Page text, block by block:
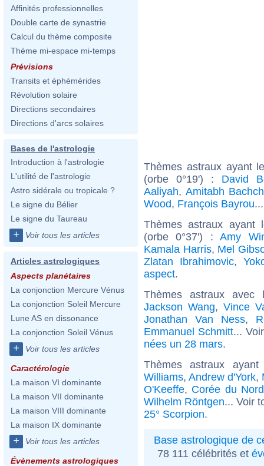
Affinités professionnelles
Double carte de synastrie
Calcul du thème composite
Thème mi-espace mi-temps
Prévisions
Transits et éphémérides
Révolution solaire
Directions secondaires
Directions d'arcs solaires
Bases de l'astrologie
Introduction à l'astrologie
L'utilité de l'astrologie
Astro sidérale ou tropicale ?
Le signe du Bélier
Le signe du Taureau
+ Voir tous les articles
Articles astrologiques
Aspects planétaires
La conjonction Mercure Vénus
La conjonction Soleil Mercure
Lune AS en dissonance
La conjonction Soleil Vénus
+ Voir tous les articles
Caractérologie
La maison VI dominante
La maison VII dominante
La maison VIII dominante
La maison IX dominante
+ Voir tous les articles
Évènements astrologiques
Thèmes astraux ayant
(orbe 0°19') : David
Aaliyah, Amitabh
Wood, François Bayrou
Thèmes astraux ayant
(orbe 0°37') :Amy
Kamala Harris, Mel
Zlatan Ibrahimovic,
aspect.
Thèmes astraux
Jackson Wang, Vince
Jonathan Van Ness,
Emmanuel Schmitt...
nées un 28 mars.
Thèmes astraux
Williams,Andrew d'York,
O'Keeffe, Corée du Nord
Wilhelm Röntgen... Voir
25° Scorpion.
Base astrologique de
78 111 célébrités et